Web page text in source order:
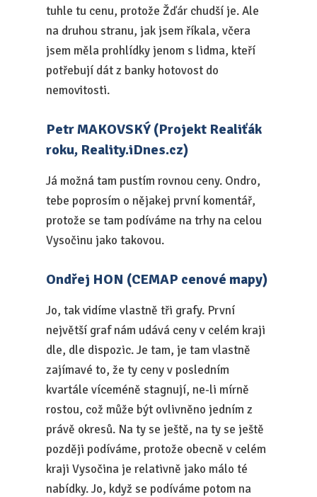
tuhle tu cenu, protože Žďár chudší je. Ale
na druhou stranu, jak jsem říkala, včera
jsem měla prohlídky jenom s lidma, kteří
potřebují dát z banky hotovost do
nemovitosti.
Petr MAKOVSKÝ (Projekt Realiťák
roku, Reality.iDnes.cz)
Já možná tam pustím rovnou ceny. Ondro,
tebe poprosím o nějakej první komentář,
protože se tam podíváme na trhy na celou
Vysočinu jako takovou.
Ondřej HON (CEMAP cenové mapy)
Jo, tak vidíme vlastně tři grafy. První
největší graf nám udává ceny v celém kraji
dle, dle dispozic. Je tam, je tam vlastně
zajímavé to, že ty ceny v posledním
kvartále víceméně stagnují, ne-li mírně
rostou, což může být ovlivněno jedním z
právě okresů. Na ty se ještě, na ty se ještě
později podíváme, protože obecně v celém
kraji Vysočina je relativně jako málo té
nabídky. Jo, když se podíváme potom na